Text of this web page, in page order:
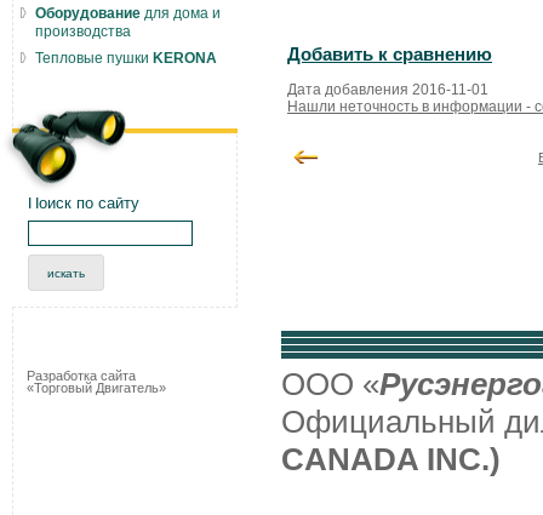
Добавить к сравнению
Дата добавления 2016-11-01
Нашли неточность в информации -
Оборудование для дома и
производства
Тепловые пушки KERONA
Поиск по сайту
Разработка сайта
«Торговый Двигатель»
ООО «
Официальный
CANADA INC.)